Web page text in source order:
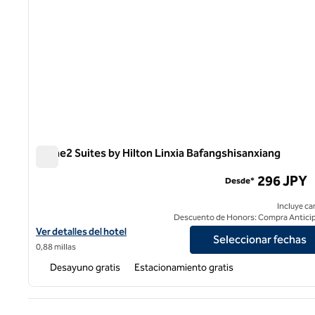
Home2 Suites by Hilton Linxia Bafangshisanxiang
Ver detalles del hotel para Home2 Suites by Hilton Linxia
Ver detalles del hotel
0,88 millas
Desde* 296 JPY
Incluye
Descuento de Honors: Compra
Seleccionar fechas
Desayuno gratis Estacionamiento gratis